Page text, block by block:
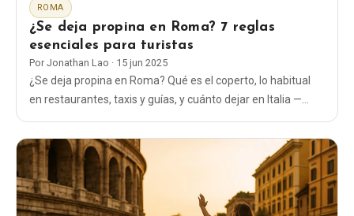
ROMA
¿Se deja propina en Roma? 7 reglas
esenciales para turistas
Por Jonathan Lao · 15 jun 2025
¿Se deja propina en Roma? Qué es el coperto, lo habitual
en restaurantes, taxis y guías, y cuánto dejar en Italia —